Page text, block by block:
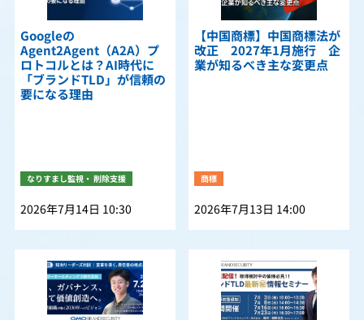
Googleの
Agent2Agent（A2A）プ
ロトコルとは？AI時代に
「ブランドTLD」が信頼の
要になる理由
なりすまし監視・ 削除支援
2026年7月14日 10:30
【中国商標】中国商標法が
改正 2027年1月施行 企
業が知るべき主な変更点
商標
2026年7月13日 14:00